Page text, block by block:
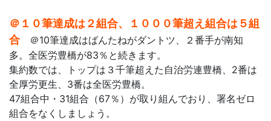
＠１０筆達成は２組合、１０００筆超え組合は５組
合 ＠10筆達成はばんたねがダントツ、２番手が南知
多。全医労豊橋が83％と続きます。
集約数では、トップは３千筆超えた自治労連豊橋、2番は
全厚労更生、3番は全医労豊橋。
47組合中・31組合（67％）が取り組んでおり、署名ゼロ
組合をなくしましょう。